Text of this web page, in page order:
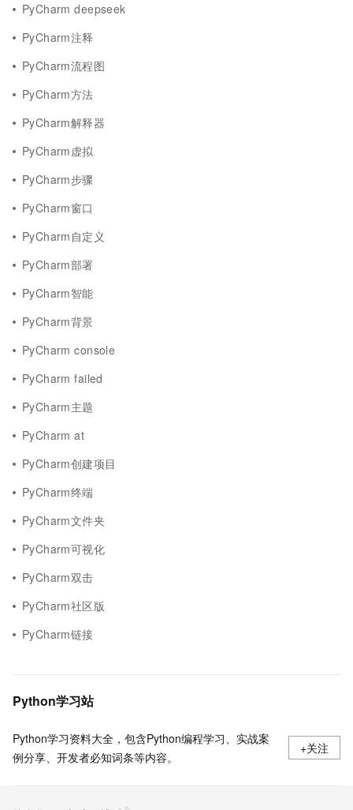
PyCharm deepseek
PyCharm注释
PyCharm流程图
PyCharm方法
PyCharm解释器
PyCharm虚拟
PyCharm步骤
PyCharm窗口
PyCharm自定义
PyCharm部署
PyCharm智能
PyCharm背景
PyCharm console
PyCharm failed
PyCharm主题
PyCharm at
PyCharm创建项目
PyCharm终端
PyCharm文件夹
PyCharm可视化
PyCharm双击
PyCharm社区版
PyCharm链接
Python学习站
Python学习资料大全，包含Python编程学习、实战案
例分享、开发者必知词条等内容。
+关注